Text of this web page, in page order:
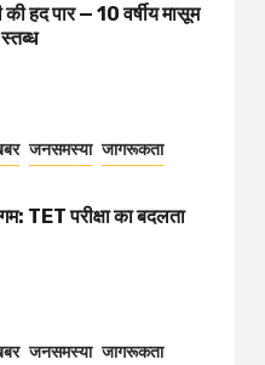
की हद पार — 10 वर्षीय मासूम
जनसमस्या जागरूकता
TET परीक्षा का बदलता
जनसमस्या जागरूकता